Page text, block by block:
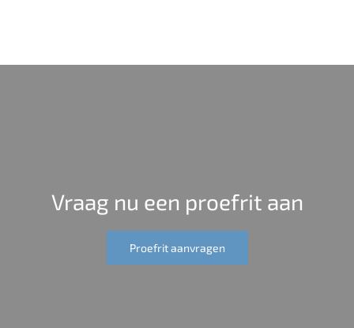
Vraag nu een proefrit aan
Proefrit aanvragen